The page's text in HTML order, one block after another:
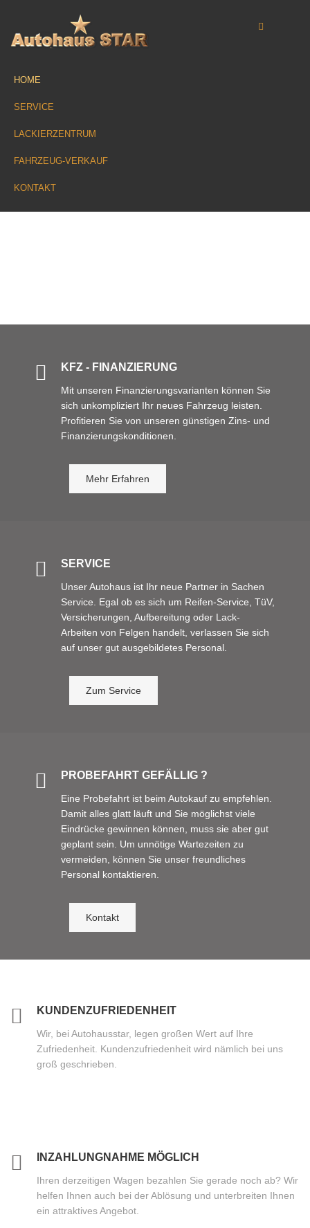
HOME
SERVICE
LACKIERZENTRUM
FAHRZEUG-VERKAUF
KONTAKT
KFZ - FINANZIERUNG
Mit unseren Finanzierungsvarianten können Sie
sich unkompliziert Ihr neues Fahrzeug leisten.
Profitieren Sie von unseren günstigen Zins- und
Finanzierungskonditionen.
Mehr Erfahren
SERVICE
Unser Autohaus ist Ihr neue Partner in Sachen
Service. Egal ob es sich um Reifen-Service, TüV,
Versicherungen, Aufbereitung oder Lack-
Arbeiten von Felgen handelt, verlassen Sie sich
auf unser gut ausgebildetes Personal.
Zum Service
PROBEFAHRT GEFÄLLIG ?
Eine Probefahrt ist beim Autokauf zu empfehlen.
Damit alles glatt läuft und Sie möglichst viele
Eindrücke gewinnen können, muss sie aber gut
geplant sein. Um unnötige Wartezeiten zu
vermeiden, können Sie unser freundliches
Personal kontaktieren.
Kontakt
KUNDENZUFRIEDENHEIT
Wir, bei Autohausstar, legen großen Wert auf Ihre
Zufriedenheit. Kundenzufriedenheit wird nämlich bei uns
groß geschrieben.
INZAHLUNGNAHME MÖGLICH
Ihren derzeitigen Wagen bezahlen Sie gerade noch ab? Wir
helfen Ihnen auch bei der Ablösung und unterbreiten Ihnen
ein attraktives Angebot.